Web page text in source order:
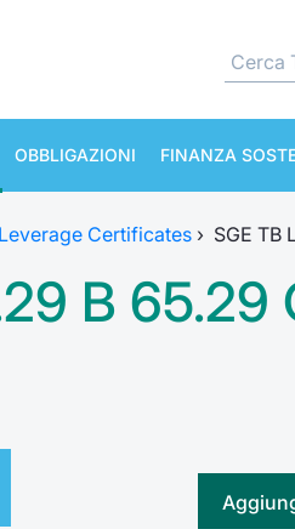
OBBLIGAZIONI FINANZA
Leverage Certificates › SGE TB
B 65.29